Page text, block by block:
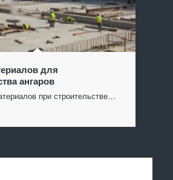
для
ангаров
при строительстве…